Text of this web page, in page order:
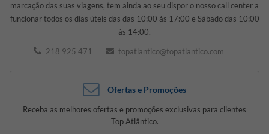
marcação das suas viagens, tem ainda ao seu dispor o nosso call center a
funcionar todos os dias úteis das das 10:00 às 17:00 e Sábado das 10:00
às 14:00.
218 925 471 topatlantico@topatlantico.com
Ofertas e Promoções
Receba as melhores ofertas e promoções exclusivas para clientes
Top Atlântico.